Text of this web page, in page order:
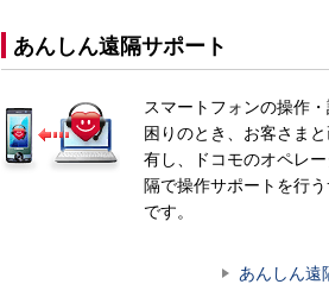
あんしん遠隔サポート
スマートフォンの操作
困りのとき、お客さま
有し、ドコモのオペレ
隔で操作サポートを行
です。
あんしん遠